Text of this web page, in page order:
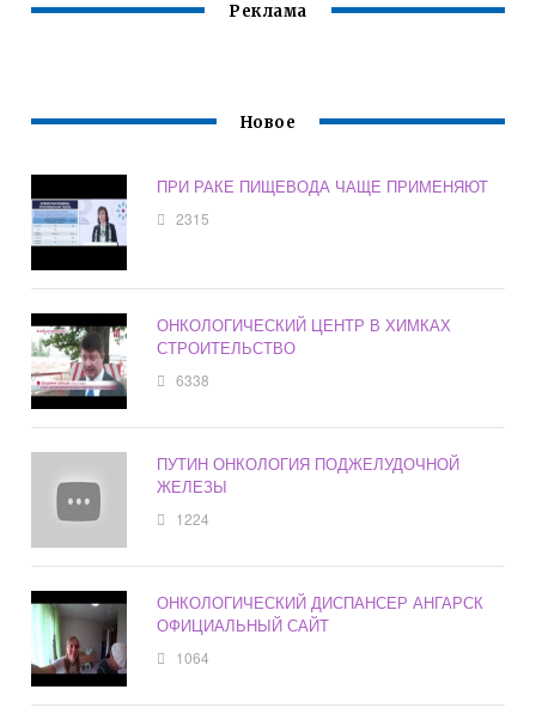
Реклама
Новое
ПРИ РАКЕ ПИЩЕВОДА ЧАЩЕ ПРИМЕНЯЮТ
2315
ОНКОЛОГИЧЕСКИЙ ЦЕНТР В ХИМКАХ
СТРОИТЕЛЬСТВО
6338
ПУТИН ОНКОЛОГИЯ ПОДЖЕЛУДОЧНОЙ
ЖЕЛЕЗЫ
1224
ОНКОЛОГИЧЕСКИЙ ДИСПАНСЕР АНГАРСК
ОФИЦИАЛЬНЫЙ САЙТ
1064